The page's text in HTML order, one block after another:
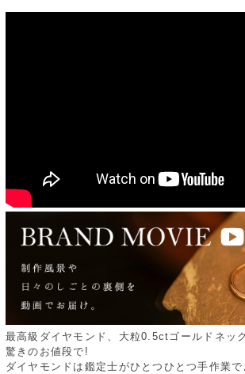
最高級ダイヤモンド、大粒0.5ctゴールドネッ
驚きのお値段で!
ダイヤモンドは鑑定士がひとつひとつ手作業で